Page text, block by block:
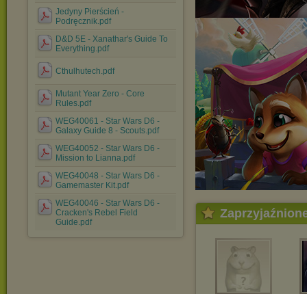
Jedyny Pierścień -
Podręcznik.pdf
D&D 5E - Xanathar's Guide To
Everything.pdf
Cthulhutech.pdf
Mutant Year Zero - Core
Rules.pdf
WEG40061 - Star Wars D6 -
Galaxy Guide 8 - Scouts.pdf
WEG40052 - Star Wars D6 -
Mission to Lianna.pdf
WEG40048 - Star Wars D6 -
Gamemaster Kit.pdf
WEG40046 - Star Wars D6 -
Cracken's Rebel Field
Guide.pdf